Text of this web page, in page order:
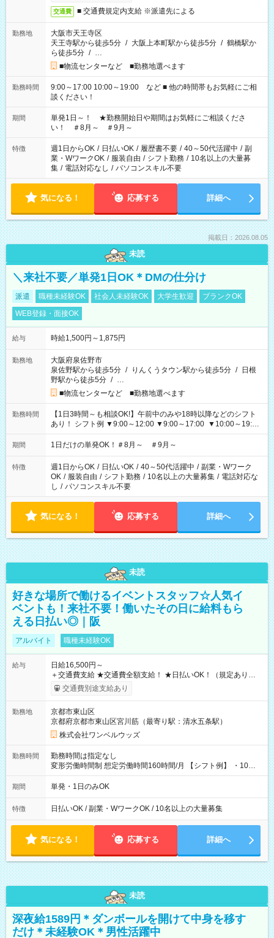
交通費 ■ 交通費規定内支給 ※派遣先による
勤務地
大阪市天王寺区
天王寺駅から徒歩5分 / 大阪上本町駅から徒歩5分 / 鶴橋駅か
ら徒歩5分 / …
■物流センターなど ■勤務地選べます
勤務時間
9:00～17:00 10:00～19:00 など ■ 他の時間帯もお気軽にご相
談ください！
期間
単発1日～！ ★勤務開始日や期間はお気軽にご相談くださ
い！ ＃8月～ ＃9月～
特徴 週1日からOK / 日払いOK / 履歴書不要 / 40～50代活躍中 / 副
業・WワークOK / 服装自由 / シフト勤務 / 10名以上の大量募
集 / 電話対応なし / パソコンスキル不要
気になる！ 応募する 詳細へ
掲載日：2026.08.05
未読
＼来社不要／単発1日OK＊DMの仕分け
派遣 職種未経験OK 社会人未経験OK 大学生歓迎
ブランクOK
WEB登録・面接OK
給与 時給1,500円～1,875円
勤務地
大阪府泉佐野市
泉佐野駅から徒歩5分 / りんくうタウン駅から徒歩5分 / 日根
野駅から徒歩5分 / …
■物流センターなど ■勤務地選べます
勤務時間
【1日3時間～も相談OK!】午前中のみや18時以降などのシフト
あり！ シフト例 ▼9:00～12:00 ▼9:00～17:00 ▼10:00～19:00
▼18:00～21:00
期間 1日だけの単発OK！＃8月～ ＃9月～
特徴 週1日からOK / 日払いOK / 40～50代活躍中 / 副業・Wワーク
OK / 服装自由 / シフト勤務 / 10名以上の大量募集 / 電話対応な
し / パソコンスキル不要
気になる！ 応募する 詳細へ
未読
好きな場所で働けるイベントスタッフ☆人気イ
ベントも！来社不要！働いたその日に給料もら
える日払い◎｜阪
アルバイト 職種未経験OK
給与
日給16,500円～
＋交通費支給 ★交通費全額支給！ ★日払いOK！（規定あり） ┗
働いたその日に現金GET♪ お仕事後はコンビニATMから 日払
交通費別途支給あり
勤務地
京都市東山区
京都府京都市東山区宮川筋（最寄り駅：清水五条駅）
株式会社ワンベルウッズ
勤務時間
勤務時間は指定なし
変形労働時間制 想定労働時間160時間/月 【シフト例】 ・10：
00～20：00
期間 単発・1日のみOK
特徴 日払いOK / 副業・WワークOK / 10名以上の大量募集
気になる！ 応募する 詳細へ
未読
深夜給1589円＊ダンボールを開けて中身を移す
だけ＊未経験OK＊男性活躍中